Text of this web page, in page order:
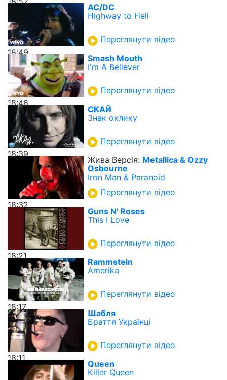
18:49
AC/DC
Highway to Hell
Переглянути відео
18:46
Smash Mouth
I'm A Believer
Переглянути відео
18:39
СКАЙ
Знак оклику
Переглянути відео
18:32
Жива Версія: Metallica & Ozzy
Osbourne
Iron Man & Paranoid
Переглянути відео
18:21
Guns N' Roses
This I Love
Переглянути відео
18:17
Rammstein
Amerika
Переглянути відео
18:11
Шабля
Браття Українці
Переглянути відео
Queen
Killer Queen